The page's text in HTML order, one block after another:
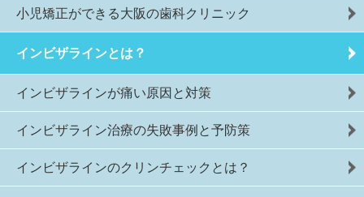
小児矯正ができる大阪の歯科クリニック
インビザラインとは？
インビザラインが痛い原因と対策
インビザライン治療の失敗事例と予防策
インビザラインのクリンチェックとは？